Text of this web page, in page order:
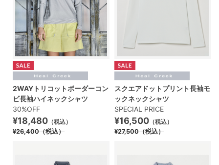
2WAYトリコットボーダーコン
ビ長袖ハイネックシャツ
30%OFF
¥18,480 （税込）
¥26,400（税込）
スクエアドットプリント長袖モ
ックネックシャツ
SPECIAL PRICE
¥16,500 （税込）
¥27,500（税込）